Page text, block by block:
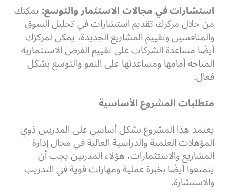
استشارات في مجالات الاستثمار والتوسع:يمكنك
من خلال مركزك تقديم استشارات في تحليل السوق
والمنافسين وتقييم المشاريع الجديدة، يمكن لمركزك
أيضًا مساعدة الشركات على تقييم الفرص الاستثمارية
المتاحة أمامها ومساعدتها على النمو والتوسع بشكل
فعال.
متطلبات المشروع الأساسية
يعتمد هذا المشروع بشكل أساسي على المدربين ذوي
المؤهلات العلمية والدراسية العالية في مجال إدارة
المشاريع والاستثمارات، هؤلاء المدربين يجب أن
يتمتعوا أيضًا بخبرة عملية ومهارات قوية في التدريب
والاستشارة.